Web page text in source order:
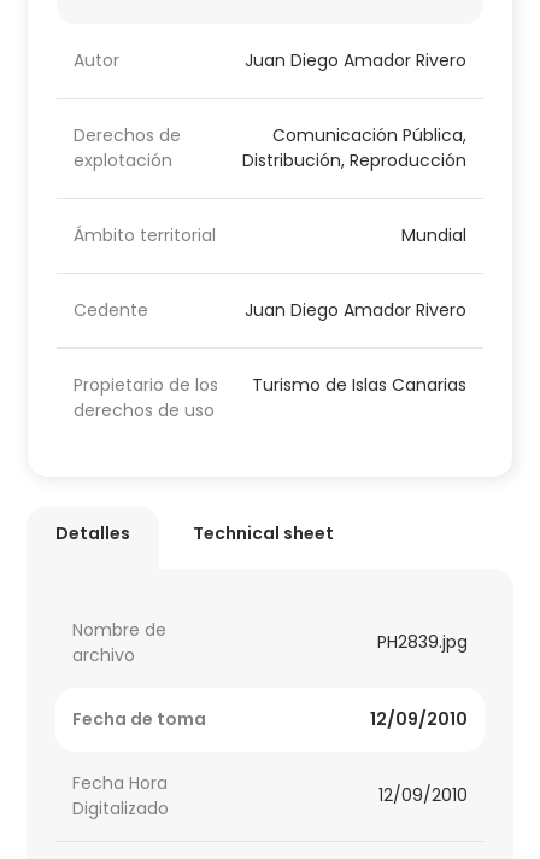
Autor Juan Diego Amador Rivero
Derechos de
explotación
Comunicación Pública,
Distribución, Reproducción
Ámbito territorial Mundial
Cedente Juan Diego Amador Rivero
Propietario de los
derechos de uso
Turismo de Islas Canarias
Detalles Technical sheet
Nombre de
archivo
PH2839.jpg
Fecha de toma 12/09/2010
Fecha Hora
Digitalizado
12/09/2010